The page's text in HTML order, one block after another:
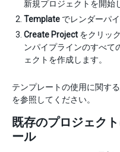
新規プロジェクトを開始
Template でレンダーパ
Create Project をクリッ
ンパイプラインのすべて
ェクトを作成します。
テンプレートの使用に関する
を参照してください。
既存のプロジェク
ール